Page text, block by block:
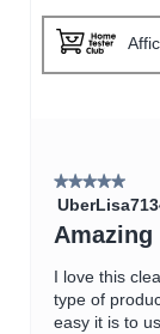
★★★★★
★★★★★
5
étoile(s)
sur
5.
I love this
type of
easy it is to